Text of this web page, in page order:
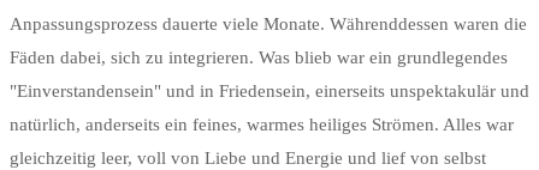
Anpassungsprozess dauerte viele Monate. Währenddessen waren die
Fäden dabei, sich zu integrieren. Was blieb war ein grundlegendes
"Einverstandensein" und in Friedensein, einerseits unspektakulär und
natürlich, anderseits ein feines, warmes heiliges Strömen. Alles war
gleichzeitig leer, voll von Liebe und Energie und lief von selbst